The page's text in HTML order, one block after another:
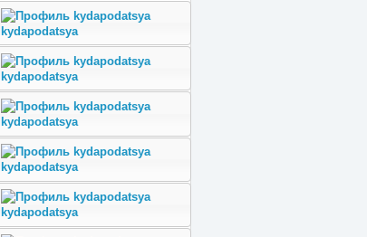
kydapodatsya
kydapodatsya
kydapodatsya
kydapodatsya
kydapodatsya